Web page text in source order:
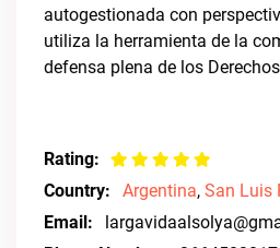
autogestionada con
utiliza la herramienta de la
defensa plena de los
Rating:
Country:
Argentina, San Luis
Email: